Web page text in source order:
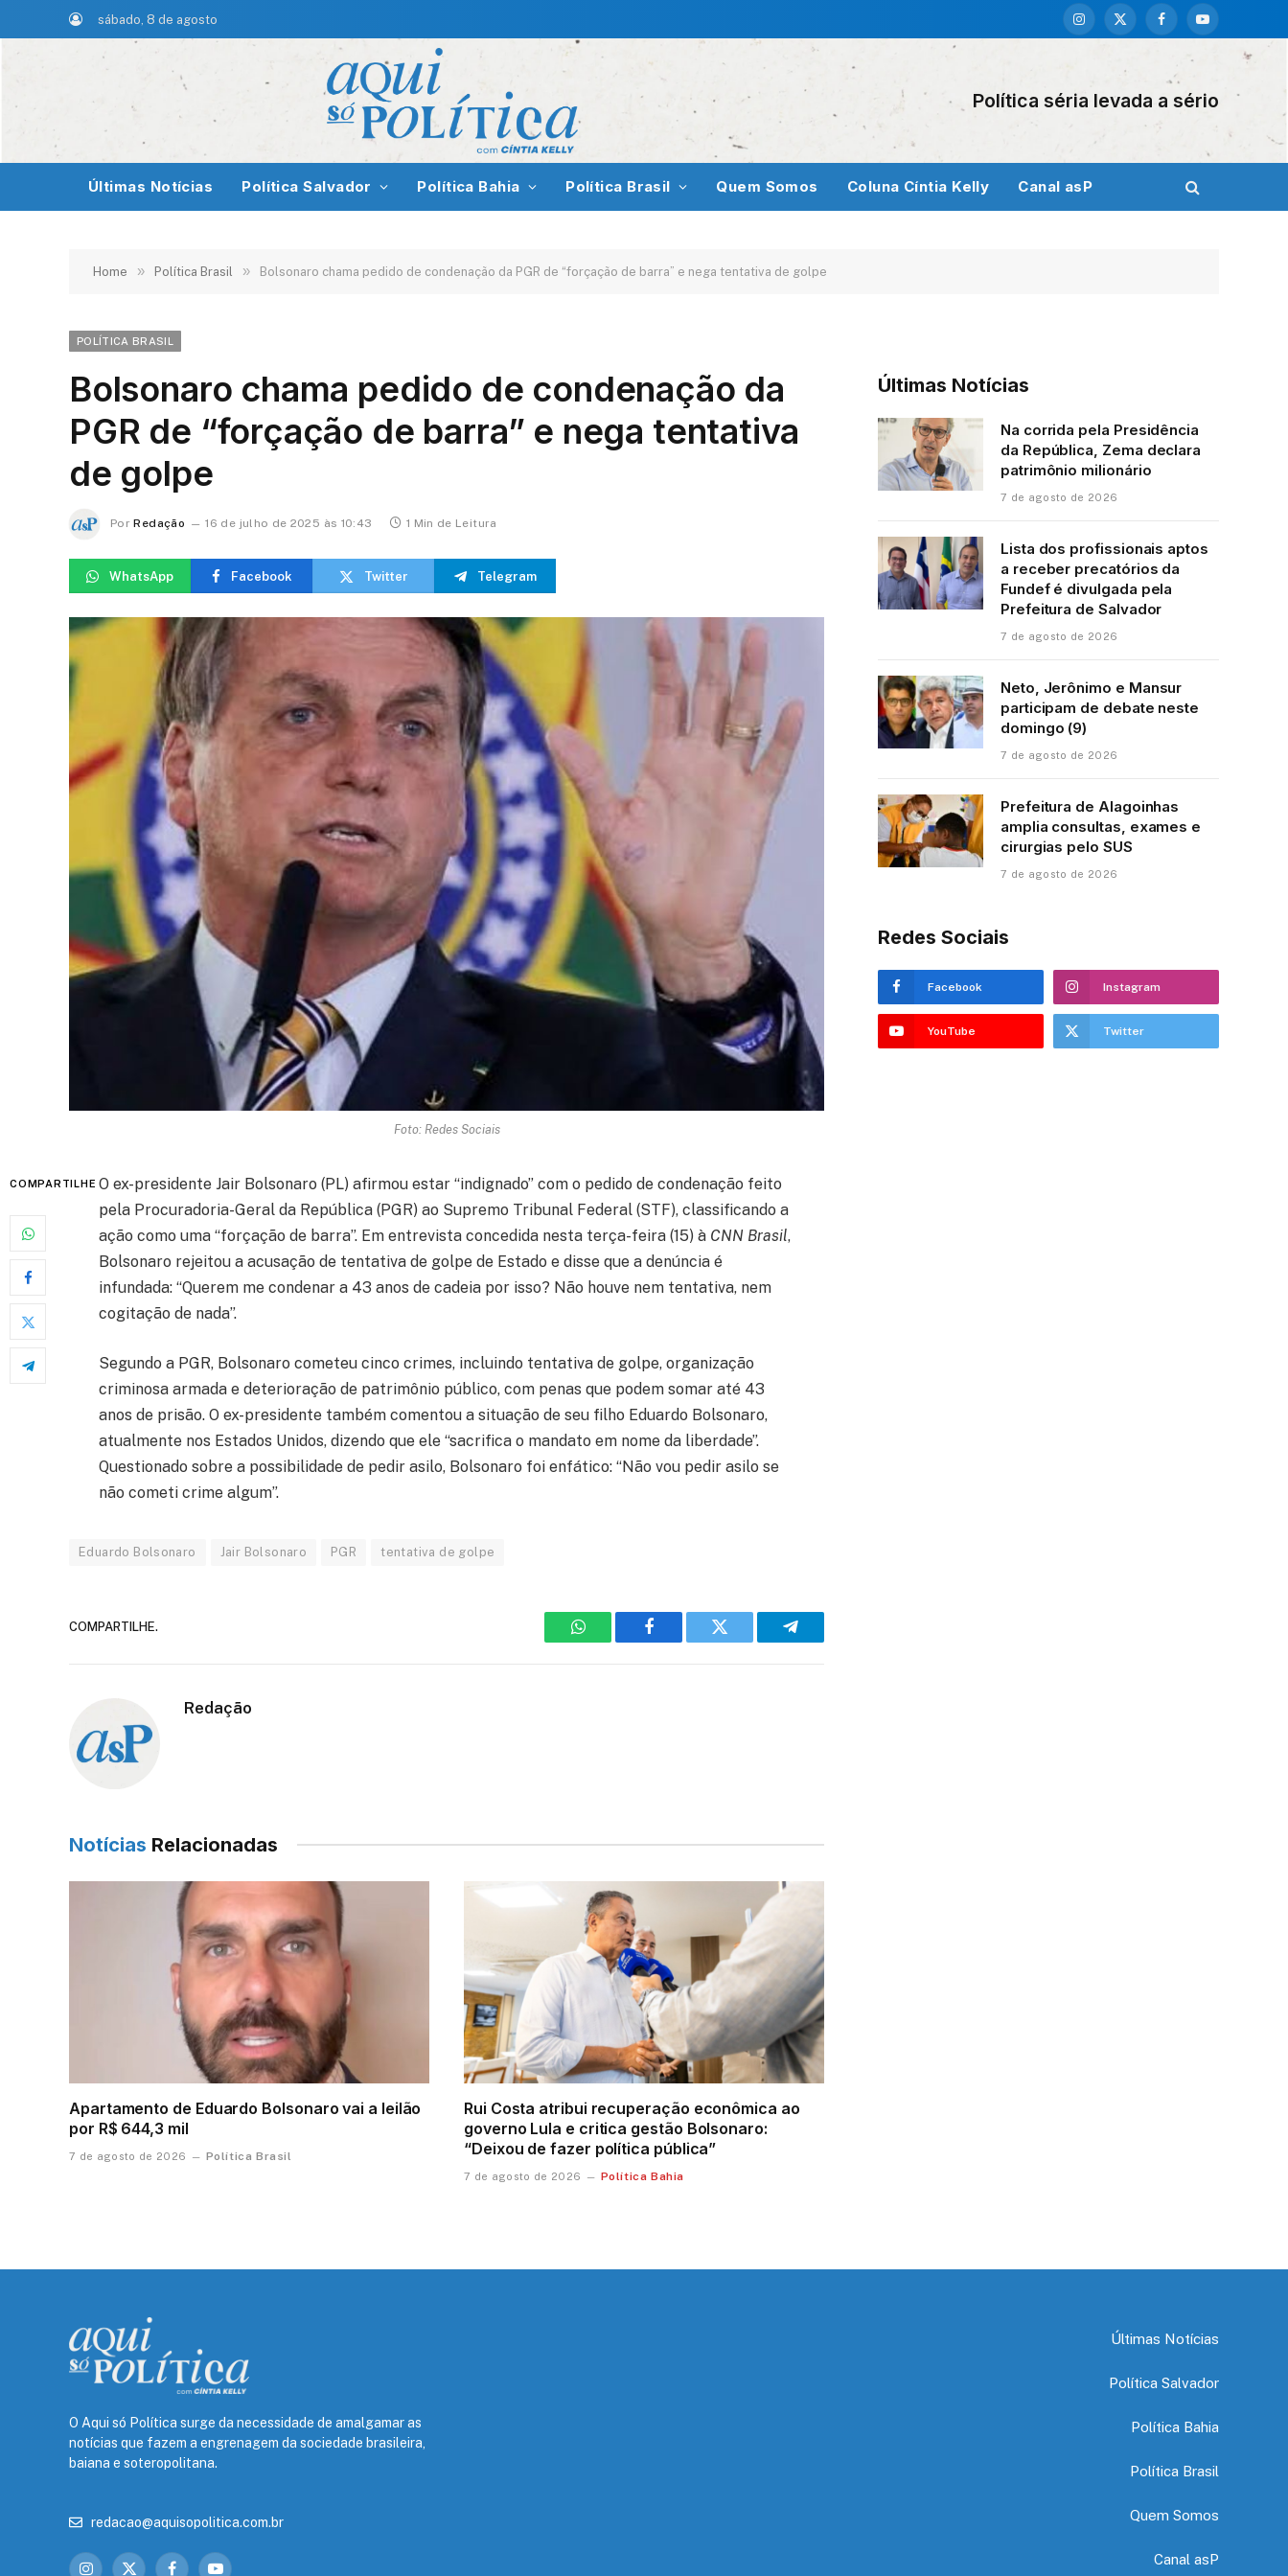
sábado, 8 de agosto
Instagram
X
FacebookYouTube
Política séria levada a sério
Últimas Notícias Política Salvador Política Bahia Política Brasil Quem Somos Coluna Cíntia Kelly Canal asP
Home » Política Brasil » Bolsonaro chama pedido de condenação da PGR de “forçação de barra” e nega tentativa de golpe
POLÍTICA BRASIL
Bolsonaro chama pedido de condenação da
PGR de “forçação de barra” e nega tentativa
de golpe
Por Redação 16 de julho de 2025 às 10:43 1 Min de Leitura
WhatsApp Facebook Twitter Telegram
Foto: Redes Sociais
COMPARTILHE O ex-presidente Jair Bolsonaro (PL) afirmou estar “indignado” com o pedido de condenação feito
pela Procuradoria-Geral da República (PGR) ao Supremo Tribunal Federal (STF), classificando a
ação como uma “forçação de barra”. Em entrevista concedida nesta terça-feira (15) à CNN Brasil,
Bolsonaro rejeitou a acusação de tentativa de golpe de Estado e disse que a denúncia é
infundada: “Querem me condenar a 43 anos de cadeia por isso? Não houve nem tentativa, nem
cogitação de nada”.
Segundo a PGR, Bolsonaro cometeu cinco crimes, incluindo tentativa de golpe, organização
criminosa armada e deterioração de patrimônio público, com penas que podem somar até 43
anos de prisão. O ex-presidente também comentou a situação de seu filho Eduardo Bolsonaro,
atualmente nos Estados Unidos, dizendo que ele “sacrifica o mandato em nome da liberdade”.
Questionado sobre a possibilidade de pedir asilo, Bolsonaro foi enfático: “Não vou pedir asilo se
não cometi crime algum”.
Eduardo Bolsonaro Jair Bolsonaro PGR tentativa de golpe
COMPARTILHE.
WhatsAppFacebook Twitter Telegram
Redação
Notícias Relacionadas
Apartamento de Eduardo Bolsonaro vai a leilão
por R$ 644,3 mil
7 de agosto de 2026 Política Brasil
Rui Costa atribui recuperação econômica ao
governo Lula e critica gestão Bolsonaro:
“Deixou de fazer política pública”
7 de agosto de 2026 Política Bahia
Últimas Notícias
Na corrida pela Presidência
da República, Zema declara
patrimônio milionário
7 de agosto de 2026
Lista dos profissionais aptos
a receber precatórios da
Fundef é divulgada pela
Prefeitura de Salvador
7 de agosto de 2026
Neto, Jerônimo e Mansur
participam de debate neste
domingo (9)
7 de agosto de 2026
Prefeitura de Alagoinhas
amplia consultas, exames e
cirurgias pelo SUS
7 de agosto de 2026
Redes Sociais
Facebook Instagram
YouTube Twitter
O Aqui só Política surge da necessidade de amalgamar as
notícias que fazem a engrenagem da sociedade brasileira,
baiana e soteropolitana.
redacao@aquisopolitica.com.br
Últimas Notícias
Política Salvador
Política Bahia
Política Brasil
Quem Somos
Canal asP